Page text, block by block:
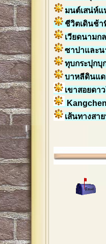
มนต์เสน่ห์แ
ชีวิตเดินช้า
เวียดนามก
ซาปาและ
ทุบกระปุกบุ
บาหลีดินแด
เขาสอยดา
เส้นทางสา